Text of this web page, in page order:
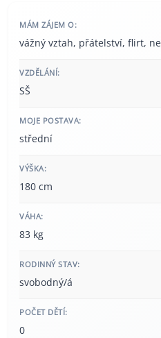
MÁM ZÁJEM O:
vážný vztah, přátelství, flirt,
VZDĚLÁNÍ:
SŠ
MOJE POSTAVA:
střední
VÝŠKA:
180 cm
VÁHA:
83 kg
RODINNÝ STAV:
svobodný/á
POČET DĚTÍ:
0